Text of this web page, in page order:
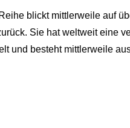
blickt mittlerweile auf
Sie hat weltweit eine
und besteht mittlerweile